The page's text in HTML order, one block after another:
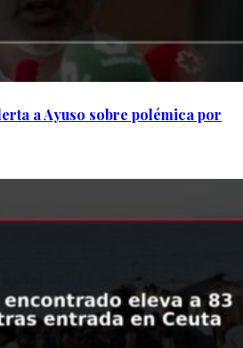
a Ayuso sobre polémica por